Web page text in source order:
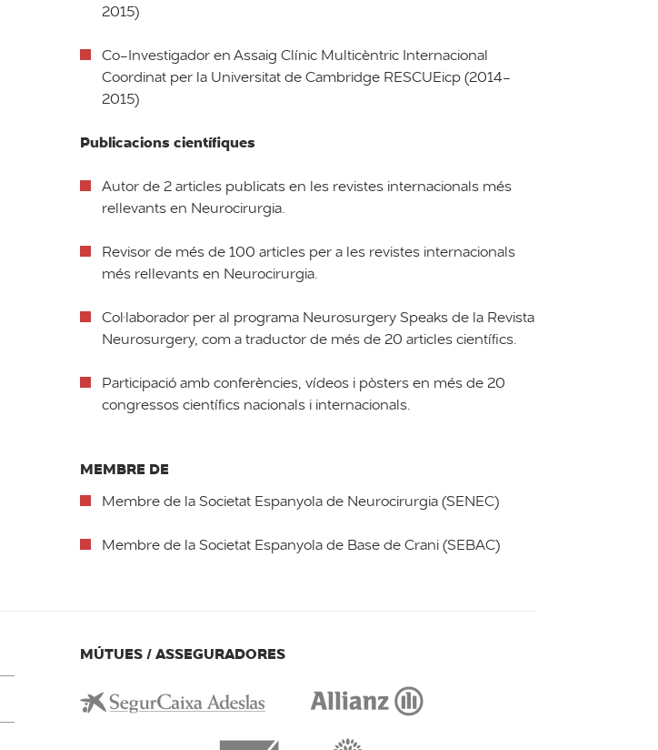
2015)
Co-Investigador en Assaig Clínic Multicèntric Internacional
Coordinat per la Universitat de Cambridge RESCUEicp (2014-
2015)
Publicacions científiques
Autor de 2 articles publicats en les revistes internacionals més
rellevants en Neurocirurgia.
Revisor de més de 100 articles per a les revistes internacionals
més rellevants en Neurocirurgia.
Col·laborador per al programa Neurosurgery Speaks de la Revista
Neurosurgery, com a traductor de més de 20 articles científics.
Participació amb conferències, vídeos i pòsters en més de 20
congressos científics nacionals i internacionals.
MEMBRE DE
Membre de la Societat Espanyola de Neurocirurgia (SENEC)
Membre de la Societat Espanyola de Base de Crani (SEBAC)
MÚTUES / ASSEGURADORES